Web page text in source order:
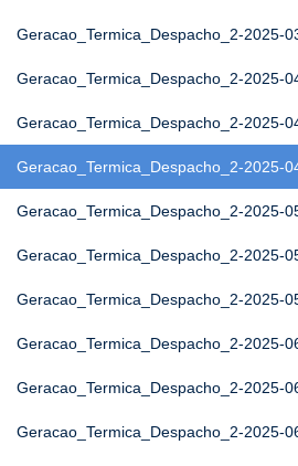
Geracao_Termica_Despacho_2-2025-
Geracao_Termica_Despacho_2-2025-
Geracao_Termica_Despacho_2-2025-
Geracao_Termica_Despacho_2-2025-
Geracao_Termica_Despacho_2-2025-
Geracao_Termica_Despacho_2-2025-
Geracao_Termica_Despacho_2-2025-
Geracao_Termica_Despacho_2-2025-
Geracao_Termica_Despacho_2-2025-
Geracao_Termica_Despacho_2-2025-